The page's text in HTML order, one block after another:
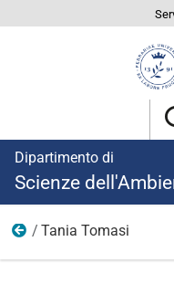
Dipartimento di
Scienze
Ricercatori a tempo
Tania Tomasi